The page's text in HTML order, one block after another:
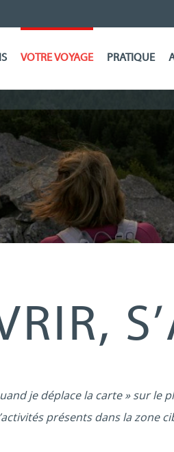
VOTRE VOYAGE PRATIQUE
je déplace la carte » sur le
présents dans la zone